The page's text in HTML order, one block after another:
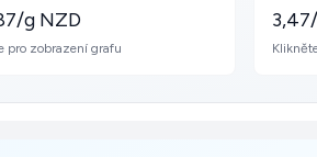
g NZD
pro zobrazení grafu